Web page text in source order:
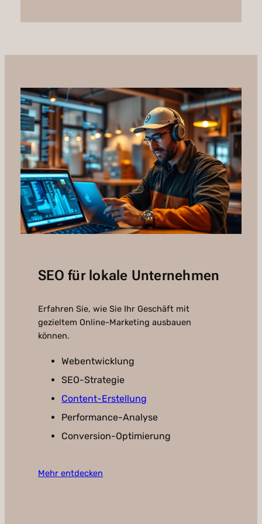
SEO für lokale Unternehmen
Erfahren Sie, wie Sie Ihr Geschäft mit
gezieltem Online-Marketing ausbauen
können.
Webentwicklung
SEO-Strategie
Content-Erstellung
Performance-Analyse
Conversion-Optimierung
Mehr entdecken